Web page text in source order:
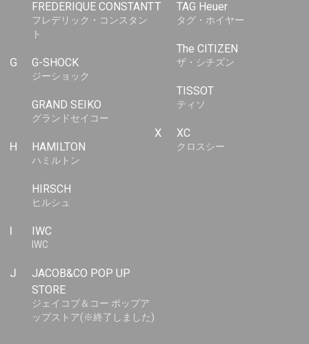
FREDERIQUE CONSTANT
フレデリック・コンスタン
ト
G G-SHOCK
ジーショック
GRAND SEIKO
グランドセイコー
H HAMILTON
ハミルトン
HIRSCH
ヒルシュ
I IWC
IWC
J
JACOB&CO POP UP
STORE
ジェイコブ＆コー ポップア
ップストア(※終了しました)
T TAG Heuer
タグ・ホイヤー
The CITIZEN
ザ・シチズン
TISSOT
ティソ
X XC
クロスシー